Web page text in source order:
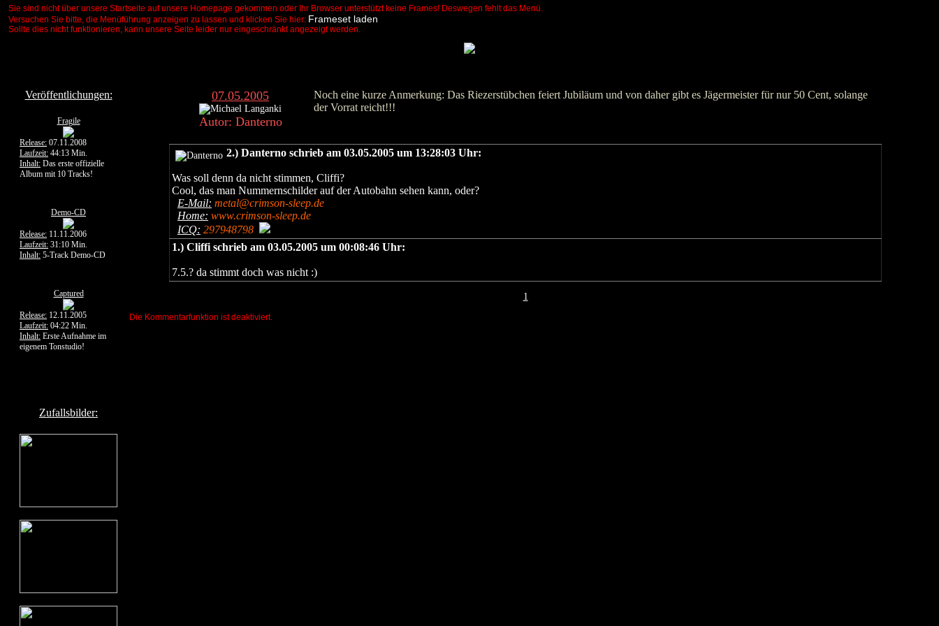
Sie sind nicht über unsere Startseite auf unsere Homepage gekommen oder Ihr Browser unterstützt keine Frames! Deswegen fehlt das Menü.
Versuchen Sie bitte, die Menüführung anzeigen zu lassen und klicken Sie hier: Frameset laden
Sollte dies nicht funktionieren, kann unsere Seite leider nur eingeschränkt angezeigt werden.
Veröffentlichungen:
Fragile
Release: 07.11.2008
Laufzeit: 44:13 Min.
Inhalt: Das erste offizielle
Album mit 10 Tracks!
Demo-CD
Release: 11.11.2006
Laufzeit: 31:10 Min.
Inhalt: 5-Track Demo-CD
Captured
Release: 12.11.2005
Laufzeit: 04:22 Min.
Inhalt: Erste Aufnahme im
eigenem Tonstudio!
Zufallsbilder:
07.05.2005
Autor: Danterno
Noch eine kurze Anmerkung: Das Riezerstübchen feiert Jubiläum und von daher gibt es Jägermeister für nur 50 Cent, solange
der Vorrat reicht!!!
2.) Danterno schrieb am 03.05.2005 um 13:28:03 Uhr:
Was soll denn da nicht stimmen, Cliffi?
Cool, das man Nummernschilder auf der Autobahn sehen kann, oder?
E-Mail: metal@crimson-sleep.de
Home: www.crimson-sleep.de
ICQ: 297948798
1.) Cliffi schrieb am 03.05.2005 um 00:08:46 Uhr:
7.5.? da stimmt doch was nicht :)
1
Die Kommentarfunktion ist deaktiviert.